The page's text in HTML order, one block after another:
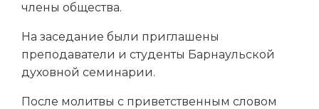
члены общества.
На заседание были приглашены
преподаватели и студенты Барнаульской
духовной семинарии.
После молитвы с приветственным словом